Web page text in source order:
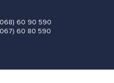
60 90 590
60 80 590